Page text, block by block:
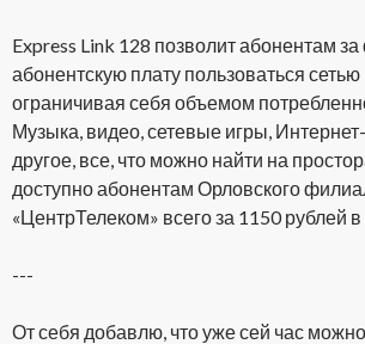
Express Link 128 позволит абонентам
абонентскую плату пользоваться
ограничивая себя объемом
Музыка, видео, сетевые игры,
другое, все, что можно найти на
доступно абонентам Орловского
«ЦентрТелеком» всего за 1150 рублей в
---
От себя добавлю, что уже сей час